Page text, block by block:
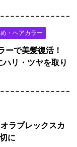
・ヘアカラー
ーで美髪復活！
リ・ツヤを取り
ラプレックスカ
に